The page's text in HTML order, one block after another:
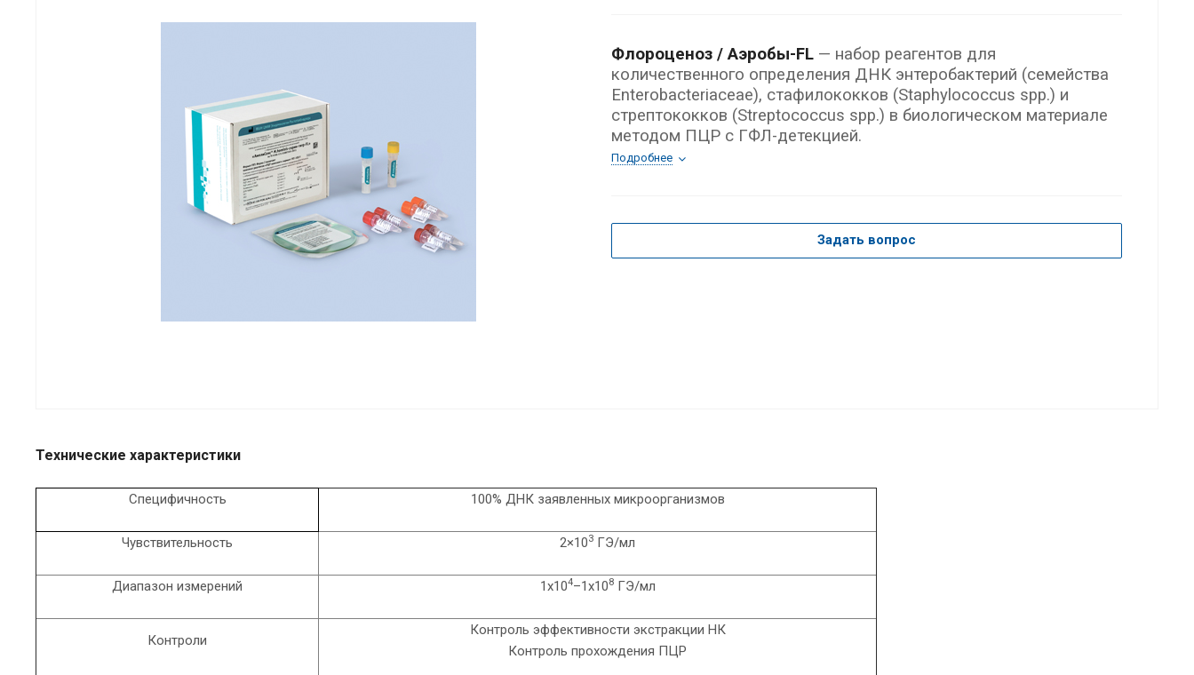
Флороценоз / Аэробы-FL — набор реагентов для
количественного определения ДНК энтеробактерий (семейства
Enterobacteriaceae), стафилококков (Staphylococcus spp.) и
стрептококков (Streptococcus spp.) в биологическом материале
методом ПЦР с ГФЛ-детекцией.
Подробнее
Задать вопрос
Технические характеристики
Специфичность 100% ДНК заявленных микроорганизмов
Чувствительность 2×103 ГЭ/мл
Диапазон измерений 1х104–1х108ГЭ/мл
Контроли
Контроль эффективности экстракции НК
Контроль прохождения ПЦР